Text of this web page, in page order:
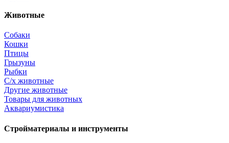
Животные
Собаки
Кошки
Птицы
Грызуны
Рыбки
С/х животные
Другие животные
Товары для животных
Аквариумистика
Стройматериалы и инструменты